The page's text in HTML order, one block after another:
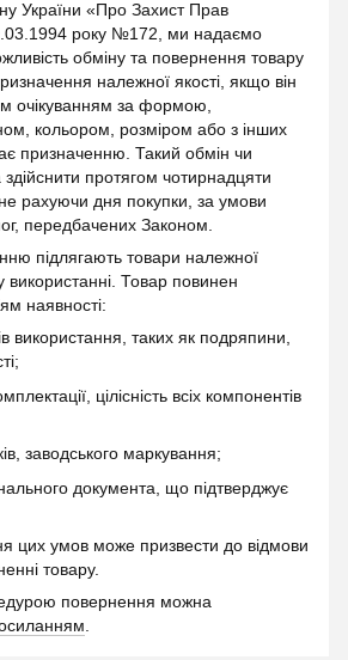
України «Про Захист Прав
року №172, ми надаємо
обміну та повернення товару
належної якості, якщо він
очікуванням за формою,
кольором, розміром або з інших
призначенню. Такий обмін чи
протягом чотирнадцяти
рахуючи дня покупки, за умови
передбачених Законом.
підлягають товари належної
використанні. Товар повинен
наявності:
використання, таких як подряпини,
цілісність всіх компонентів
заводського маркування;
документа, що підтверджує
цих умов може призвести до відмови
товару.
повернення можна